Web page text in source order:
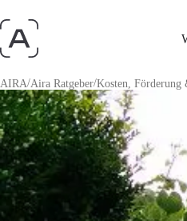
AIRA/Aira Ratgeber/Kosten, Förderung